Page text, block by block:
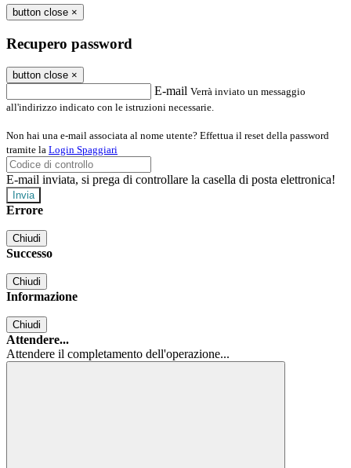
button close ×
Recupero password
button close ×
E-mail Verrà inviato un messaggio
all'indirizzo indicato con le istruzioni necessarie.
Non hai una e-mail associata al nome utente? Effettua il reset della password
tramite la Login Spaggiari
E-mail inviata, si prega di controllare la casella di posta elettronica!
Errore
Chiudi
Successo
Chiudi
Informazione
Chiudi
Attendere...
Attendere il completamento dell'operazione...